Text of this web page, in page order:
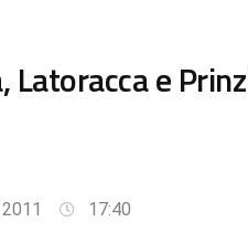
Latoracca e
17:40